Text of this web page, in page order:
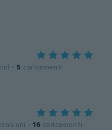
· 5 caricamenti
· 16 caricamenti